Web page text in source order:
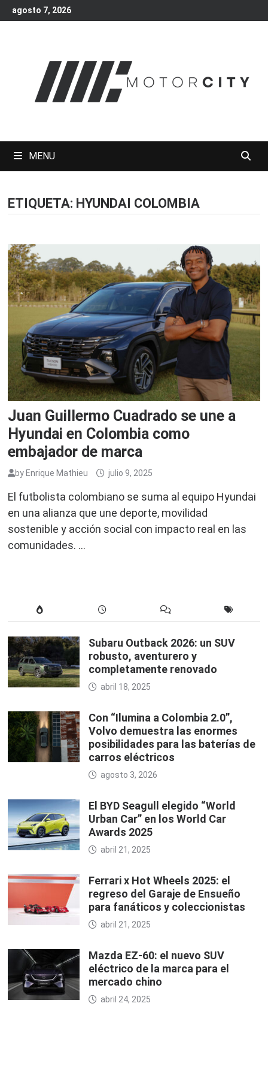
Skip
to
agosto 7, 2026
MENU
ETIQUETA: HYUNDAI COLOMBIA
Juan Guillermo Cuadrado se une a
Hyundai en Colombia como
embajador de marca
by Enrique Mathieu julio 9, 2025
El futbolista colombiano se suma al equipo Hyundai
en una alianza que une deporte, movilidad
sostenible y acción social con impacto real en las
comunidades. …
Subaru Outback 2026: un SUV
robusto, aventurero y
completamente renovado
abril 18, 2025
Con “Ilumina a Colombia 2.0”,
Volvo demuestra las enormes
posibilidades para las baterías de
carros eléctricos
agosto 3, 2026
El BYD Seagull elegido “World
Urban Car” en los World Car
Awards 2025
abril 21, 2025
Ferrari x Hot Wheels 2025: el
regreso del Garaje de Ensueño
para fanáticos y coleccionistas
abril 21, 2025
Mazda EZ-60: el nuevo SUV
eléctrico de la marca para el
mercado chino
abril 24, 2025